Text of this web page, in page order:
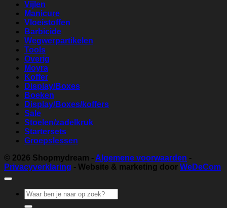
Vijlen
Manicure
Vloeistoffen
Barbicide
Wegwerpartikelen
Tools
Overig
Moyra
Koffer
Display/Boxes
Boeken
Display/Boxes/koffers
Sale
Stoelen/zadelkruk
Startersets
Groepslessen
© 2026 Shopmydream - Algemene voorwaarden -
Privacyverklaring - Website & marketing door WeDeCom
Zoeken
naar: